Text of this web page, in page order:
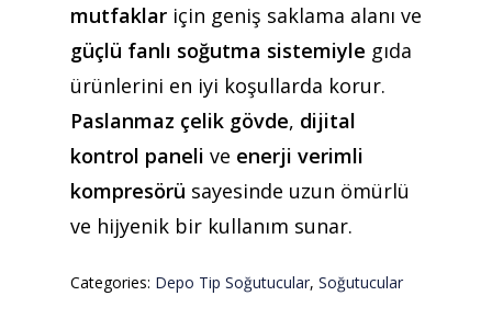
mutfaklar için geniş saklama alanı ve
güçlü fanlı soğutma sistemiyle gıda
ürünlerini en iyi koşullarda korur.
Paslanmaz çelik gövde, dijital
kontrol paneli ve enerji verimli
kompresörü sayesinde uzun ömürlü
ve hijyenik bir kullanım sunar.
Categories: Depo Tip Soğutucular, Soğutucular